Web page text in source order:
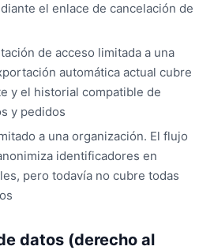
el enlace de cancelación de
de acceso limitada a una
automática actual cubre
y el historial compatible de
y pedidos
a una organización. El flujo
identificadores en
pero todavía no cubre todas
datos (derecho al